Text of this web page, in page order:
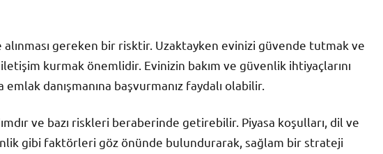
gereken bir risktir. Uzaktayken evinizi güvende tutmak ve
kurmak önemlidir. Evinizin bakım ve güvenlik ihtiyaçlarını
danışmanına başvurmanız faydalı olabilir.
ve bazı riskleri beraberinde getirebilir. Piyasa koşulları, dil ve
gibi faktörleri göz önünde bulundurarak, sağlam bir strateji